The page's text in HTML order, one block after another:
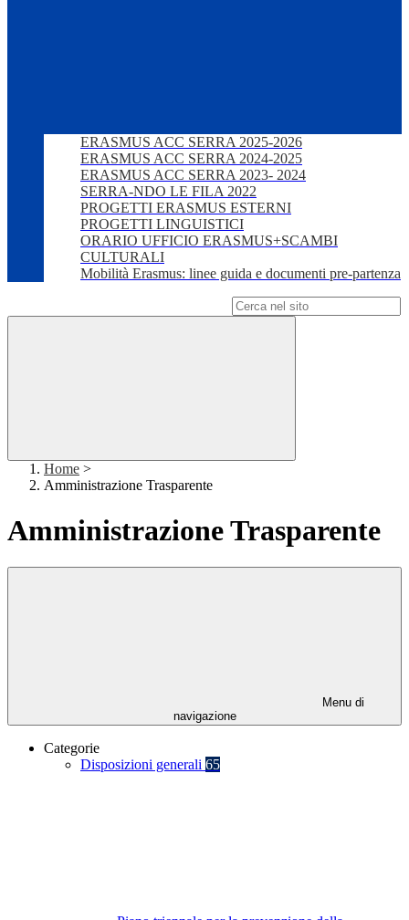
ERASMUS ACC SERRA 2025-2026
ERASMUS ACC SERRA 2024-2025
ERASMUS ACC SERRA 2023- 2024
SERRA-NDO LE FILA 2022
PROGETTI ERASMUS ESTERNI
PROGETTI LINGUISTICI
ORARIO UFFICIO ERASMUS+SCAMBI
CULTURALI
Mobilità Erasmus: linee guida e documenti pre-partenza
Home >
Amministrazione Trasparente
Amministrazione Trasparente
Menu di
navigazione
Categorie
Disposizioni generali 65